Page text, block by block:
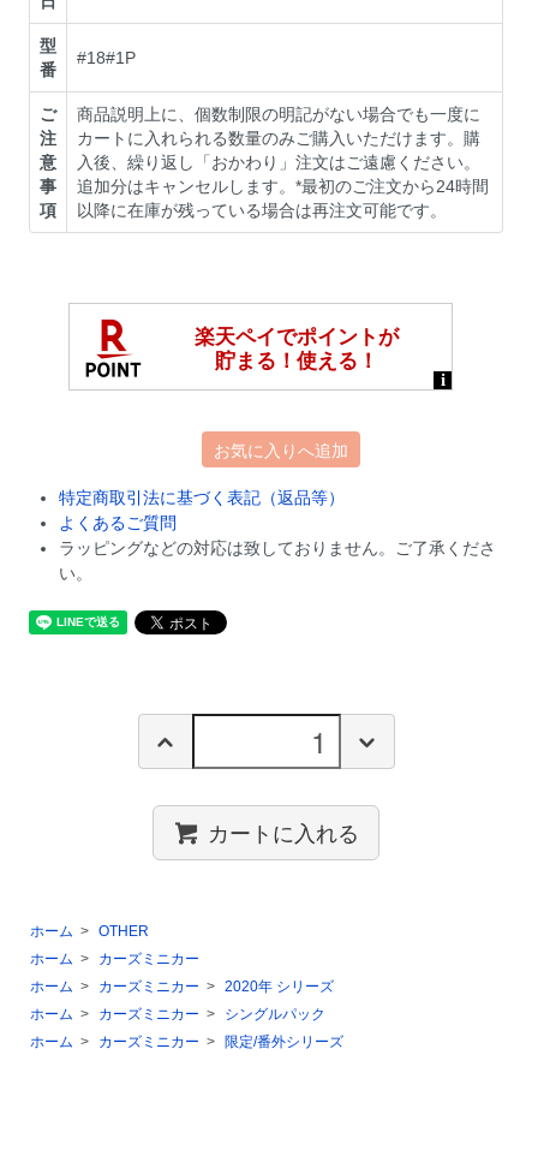
型
番
#18#1P
ご
注
意
事
項
商品説明上に、個数制限の明記がない場合でも一度に
カートに入れられる数量のみご購入いただけます。購
入後、繰り返し「おかわり」注文はご遠慮ください。
追加分はキャンセルします。*最初のご注文から24時間
以降に在庫が残っている場合は再注文可能です。
お気に入りへ追加
特定商取引法に基づく表記（返品等）
よくあるご質問
ラッピングなどの対応は致しておりません。ご了承くださ
い。
カートに入れる
ホーム > OTHER
ホーム >
カーズミニカー
ホーム > カーズミニカー > 2020年 シリーズ
ホーム > カーズミニカー >
シングルパック
ホーム > カーズミニカー > 限定/番外シリーズ